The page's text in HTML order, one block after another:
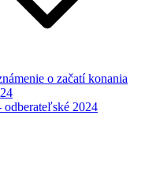
o začatí konania
odberateľské 2024